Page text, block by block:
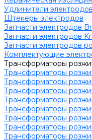
Удлинители электродов
Штекеры электродов
Запчасти электродов
Запчасти электродов
Запчасти электродов
Комплектующие
Трансформаторы
Трансформаторы
Трансформаторы
Трансформаторы
Трансформаторы
Трансформаторы
Трансформаторы
Трансформаторы
Трансформаторы